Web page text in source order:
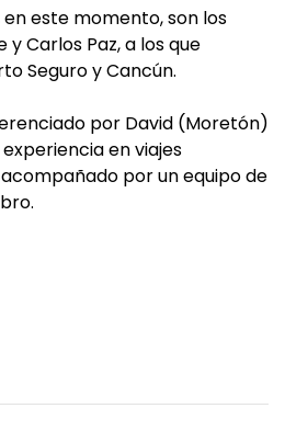
este momento, son los
Carlos Paz, a los que
Seguro y Cancún.
por David (Moretón)
en viajes
por un equipo de